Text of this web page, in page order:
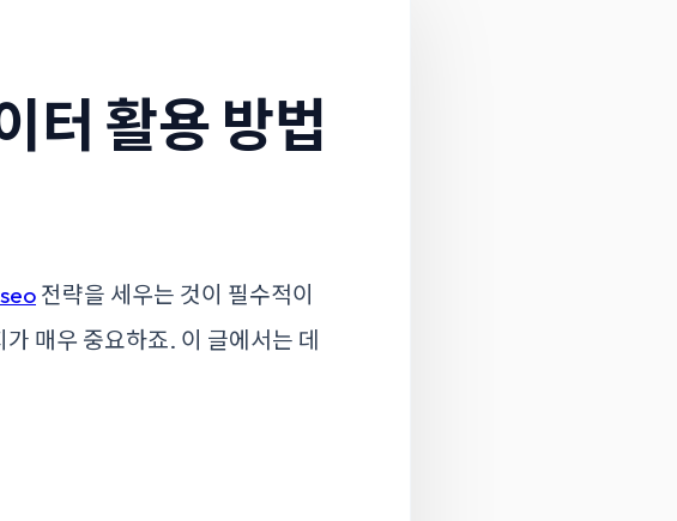
터 활용 방법
전략을 세우는 것이 필수적이
매우 중요하죠. 이 글에서는 데